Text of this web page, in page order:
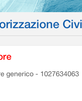
generico - 1027634063